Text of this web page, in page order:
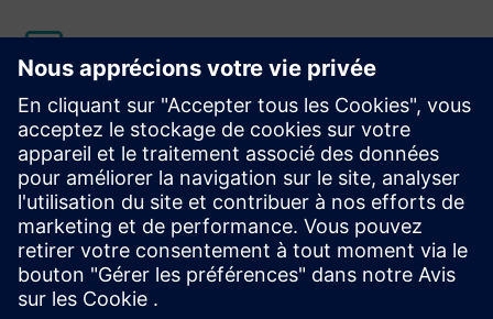
Siemens Xcelerator Marketplace
En savoir plus sur Opcenter Execution Pharma
La plateforme qui vous aide à gagner la course contre la
montre fournit des enregistrements électroniques de lots
pour l'industrie pharmaceutique.
En savoir plus